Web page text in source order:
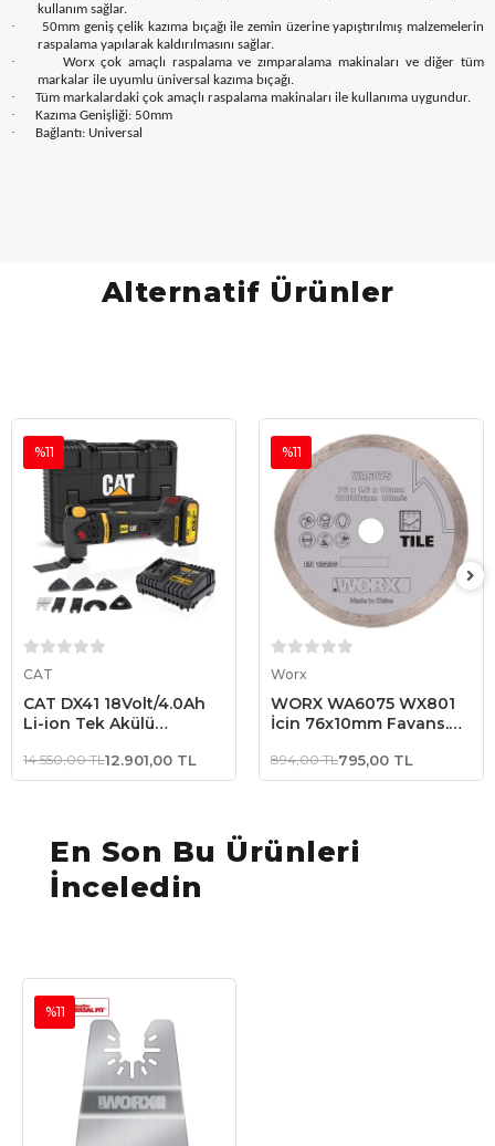
kullanım sağlar.
·
50mm geniş çelik kazıma bıçağı ile zemin üzerine yapıştırılmış malzemelerin
raspalama yapılarak kaldırılmasını sağlar.
·
Worx çok amaçlı raspalama ve zımparalama makinaları ve diğer tüm
markalar ile uyumlu üniversal kazıma bıçağı.
· Tüm markalardaki çok amaçlı raspalama makinaları ile kullanıma uygundur.
· Kazıma Genişliği: 50mm
· Bağlantı: Universal
Alternatif Ürünler
CAT
CAT DX41 18Volt/4.0Ah
Li-ion Tek Akülü
Çok Amaçlı Devir Ayarlı
Raspalama+14 Adet
%11
14.550,00 TL12.901,00 TL
Worx
WORX WA6075 WX801
İçin 76x10mm Fayans,
Kesme Diski
%11
894,00 TL795,00 TL
En Son Bu Ürünleri
İnceledin
%11